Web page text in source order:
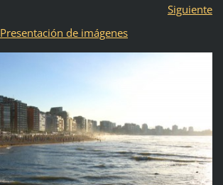
Siguiente
Presentación de imágenes